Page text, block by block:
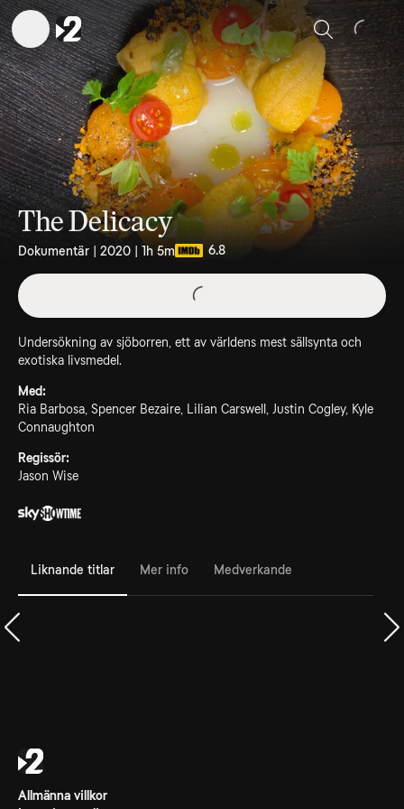
Sök
The Delicacy
Dokumentär | 2020 | 1h 5m 6.8
Undersökning av sjöborren, ett av världens mest sällsynta och
exotiska livsmedel.
Med:
Ria Barbosa, Spencer Bezaire, Lilian Carswell, Justin Cogley, Kyle
Connaughton
Regissör:
Jason Wise
Liknande titlar Mer info Medverkande
Allmänna villkor